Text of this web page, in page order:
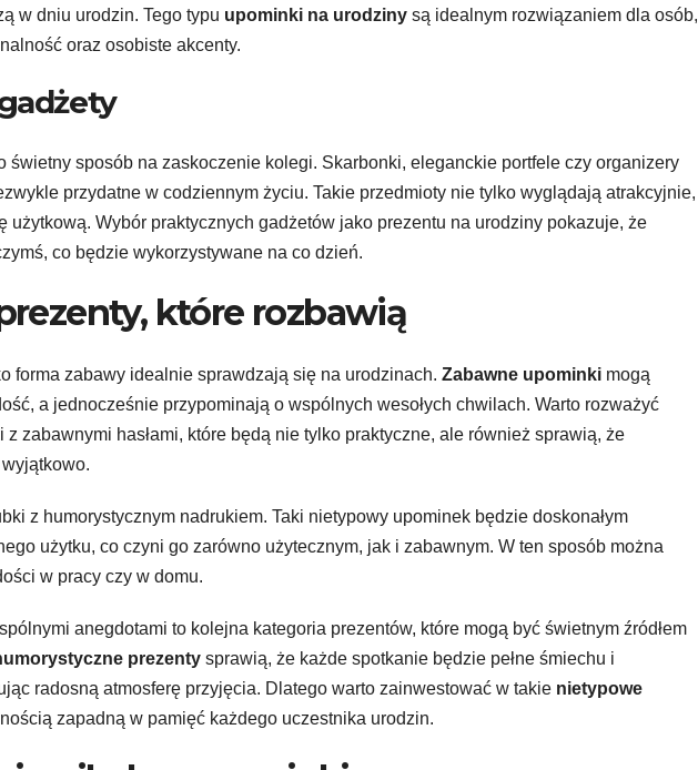
w dniu urodzin. Tego typu upominki na urodziny są idealnym rozwiązaniem dla osób,
oraz osobiste akcenty.
świetny sposób na zaskoczenie kolegi. Skarbonki, eleganckie portfele czy organizery
przydatne w codziennym życiu. Takie przedmioty nie tylko wyglądają atrakcyjnie,
użytkową. Wybór praktycznych gadżetów jako prezentu na urodziny pokazuje, że
co będzie wykorzystywane na co dzień.
które rozbawią
forma zabawy idealnie sprawdzają się na urodzinach. Zabawne upominki mogą
a jednocześnie przypominają o wspólnych wesołych chwilach. Warto rozważyć
zabawnymi hasłami, które będą nie tylko praktyczne, ale również sprawią, że
z humorystycznym nadrukiem. Taki nietypowy upominek będzie doskonałym
użytku, co czyni go zarówno użytecznym, jak i zabawnym. W ten sposób można
w pracy czy w domu.
anegdotami to kolejna kategoria prezentów, które mogą być świetnym źródłem
prezenty sprawią, że każde spotkanie będzie pełne śmiechu i
radosną atmosferę przyjęcia. Dlatego warto zainwestować w takie nietypowe
zapadną w pamięć każdego uczestnika urodzin.